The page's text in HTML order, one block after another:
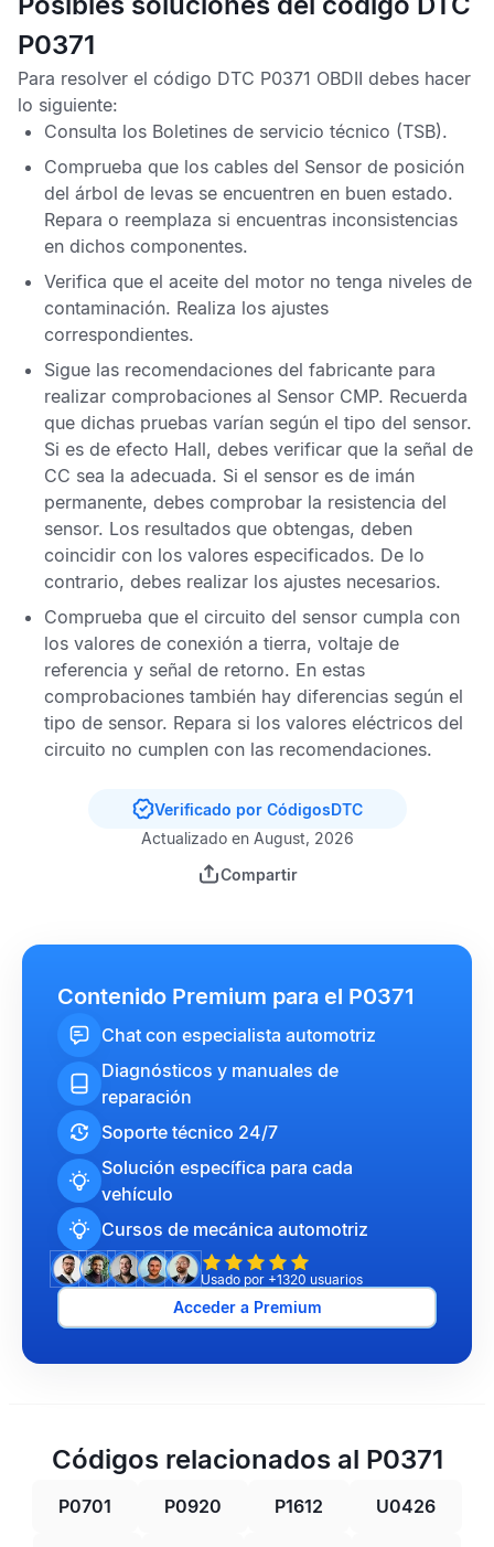
P0371
Para resolver el código DTC P0371 OBDII debes hacer
lo siguiente:
Consulta los Boletines de servicio técnico (TSB).
Comprueba que los cables del Sensor de posición
del árbol de levas se encuentren en buen estado.
Repara o reemplaza si encuentras inconsistencias
en dichos componentes.
Verifica que el aceite del motor no tenga niveles de
contaminación. Realiza los ajustes
correspondientes.
Sigue las recomendaciones del fabricante para
realizar comprobaciones al Sensor CMP. Recuerda
que dichas pruebas varían según el tipo del sensor.
Si es de efecto Hall, debes verificar que la señal de
CC sea la adecuada. Si el sensor es de imán
permanente, debes comprobar la resistencia del
sensor. Los resultados que obtengas, deben
coincidir con los valores especificados. De lo
contrario, debes realizar los ajustes necesarios.
Comprueba que el circuito del sensor cumpla con
los valores de conexión a tierra, voltaje de
referencia y señal de retorno. En estas
comprobaciones también hay diferencias según el
tipo de sensor. Repara si los valores eléctricos del
circuito no cumplen con las recomendaciones.
Verificado por CódigosDTC
Actualizado en August, 2026
Compartir
Contenido Premium para el P0371
Chat con especialista automotriz
Diagnósticos y manuales de
reparación
Soporte técnico 24/7
Solución específica para cada
vehículo
Cursos de mecánica automotriz
Usado por +1320 usuarios
Acceder a Premium
Códigos relacionados al P0371
P0701 P0920 P1612 U0426